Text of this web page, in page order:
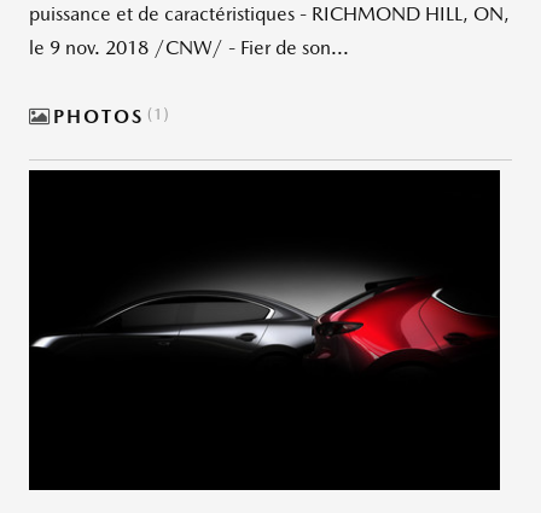
puissance et de caractéristiques - RICHMOND HILL, ON,
le 9 nov. 2018 /CNW/ - Fier de son...
PHOTOS 1